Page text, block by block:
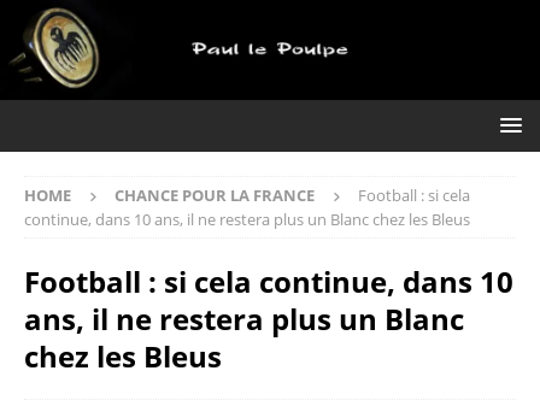
HOME CHANCE POUR LA FRANCE
Football : si cela
continue, dans 10 ans, il ne restera plus un Blanc chez les Bleus
Football : si cela continue, dans 10
ans, il ne restera plus un Blanc
chez les Bleus